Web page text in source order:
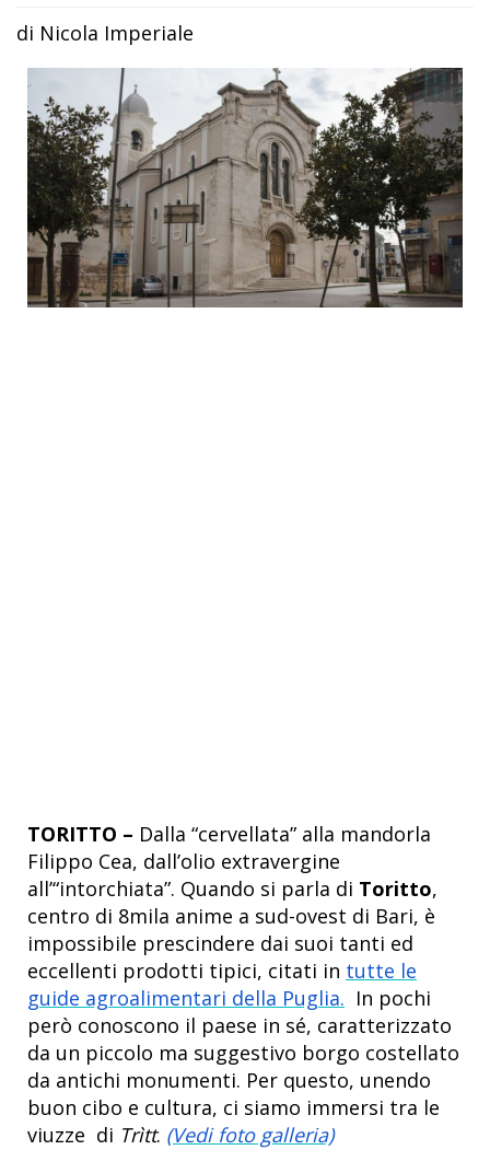
di Nicola Imperiale
TORITTO – Dalla “cervellata” alla mandorla
Filippo Cea, dall’olio extravergine
all’“intorchiata”. Quando si parla di Toritto,
centro di 8mila anime a sud-ovest di Bari, è
impossibile prescindere dai suoi tanti ed
eccellenti prodotti tipici, citati in tutte le
guide agroalimentari della Puglia. In pochi
però conoscono il paese in sé, caratterizzato
da un piccolo ma suggestivo borgo costellato
da antichi monumenti. Per questo, unendo
buon cibo e cultura, ci siamo immersi tra le
viuzze di Trìtt. (Vedi foto galleria)